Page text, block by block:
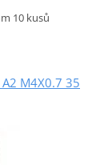
10 kusů
M4X0.7 35